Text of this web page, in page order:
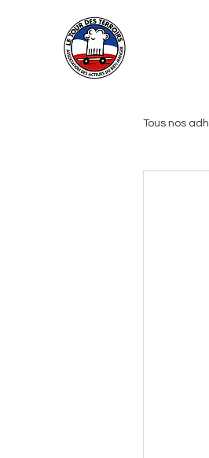
Tous nos
Grand
Pays